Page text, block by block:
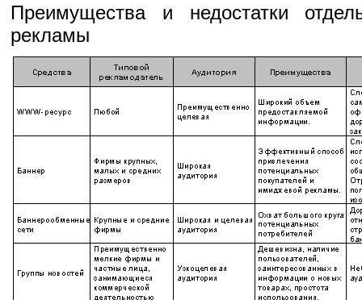
Преимущества и недостатки
рекламы